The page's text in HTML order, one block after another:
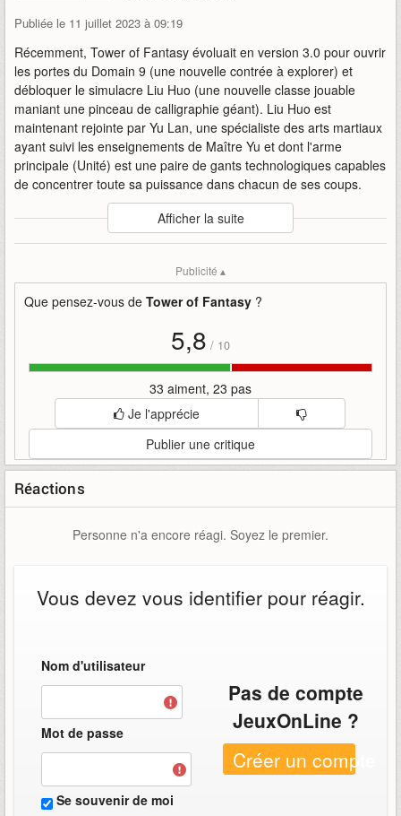
Publiée le 11 juillet 2023 à 09:19
Récemment, Tower of Fantasy évoluait en version 3.0 pour ouvrir
les portes du Domain 9 (une nouvelle contrée à explorer) et
débloquer le simulacre Liu Huo (une nouvelle classe jouable
maniant une pinceau de calligraphie géant). Liu Huo est
maintenant rejointe par Yu Lan, une spécialiste des arts martiaux
ayant suivi les enseignements de Maître Yu et dont l'arme
principale (Unité) est une paire de gants technologiques capables
de concentrer toute sa puissance dans chacun de ses coups.
Auteur
Hotta Studio / Level Infinite
: Uther
mobile présentation
tower-of-fantasy
unity yu-lan
Afficher la suite
Publicité ▴
Que pensez-vous de Tower of Fantasy ?
5,8 / 10
33 aiment, 23 pas
Je l'apprécie
Publier une critique
Réactions
Personne n'a encore réagi. Soyez le premier.
Vous devez vous identifier pour réagir.
Nom d'utilisateur
Mot de passe
Se souvenir de moi
Pas de compte
JeuxOnLine ?
Créer un compte